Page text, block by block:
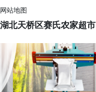
网站地图
湖北天桥区赛氏农家超市